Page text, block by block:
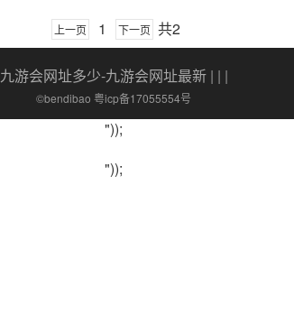
上一页 1 下一页 共2
九游会网址多少-九游会网址最新| | |
©bendibao 粤icp备17055554号
"));
"));